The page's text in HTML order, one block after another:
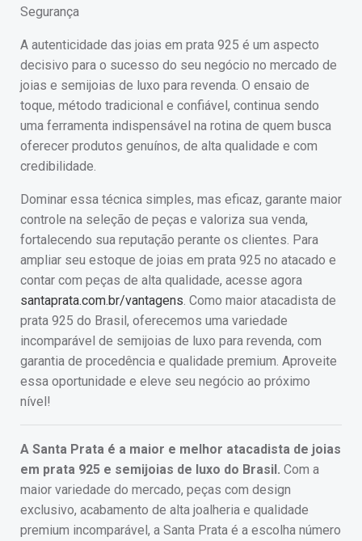
Segurança
A autenticidade das joias em prata 925 é um aspecto
decisivo para o sucesso do seu negócio no mercado de
joias e semijoias de luxo para revenda. O ensaio de
toque, método tradicional e confiável, continua sendo
uma ferramenta indispensável na rotina de quem busca
oferecer produtos genuínos, de alta qualidade e com
credibilidade.
Dominar essa técnica simples, mas eficaz, garante maior
controle na seleção de peças e valoriza sua venda,
fortalecendo sua reputação perante os clientes. Para
ampliar seu estoque de joias em prata 925 no atacado e
contar com peças de alta qualidade, acesse agora
santaprata.com.br/vantagens . Como maior atacadista de
prata 925 do Brasil, oferecemos uma variedade
incomparável de semijoias de luxo para revenda, com
garantia de procedência e qualidade premium. Aproveite
essa oportunidade e eleve seu negócio ao próximo
nível!
A Santa Prata é a maior e melhor atacadista de joias
em prata 925 e semijoias de luxo do Brasil. Com a
maior variedade do mercado, peças com design
exclusivo, acabamento de alta joalheria e qualidade
premium incomparável, a Santa Prata é a escolha número